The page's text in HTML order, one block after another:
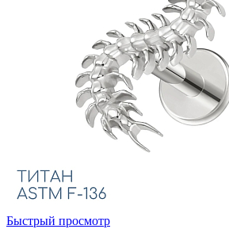
Быстрый просмотр